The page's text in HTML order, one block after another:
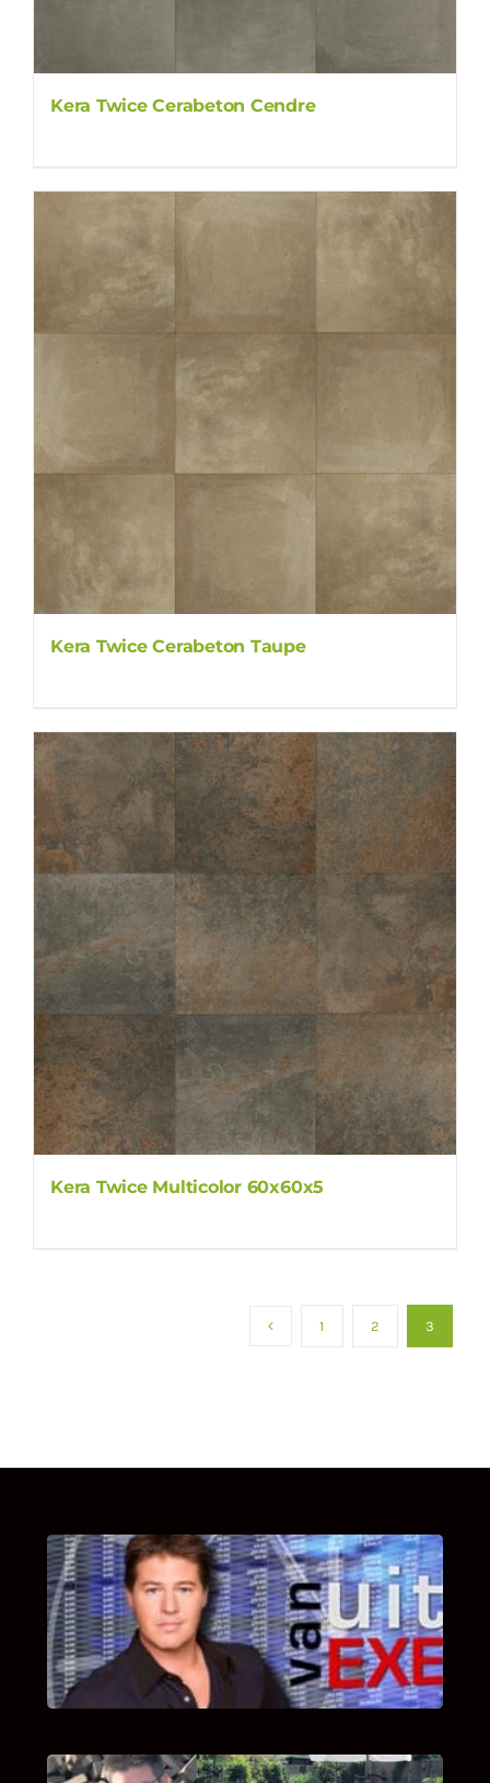
Kera Twice Cerabeton Cendre
Kera Twice Cerabeton Taupe
Kera Twice Multicolor 60x60x5
1 2 3
UITSTEL VAN EXECUTIE
Bekijk hier de fragmenten van de deelname
van Bricks and Stones aan dit programma.